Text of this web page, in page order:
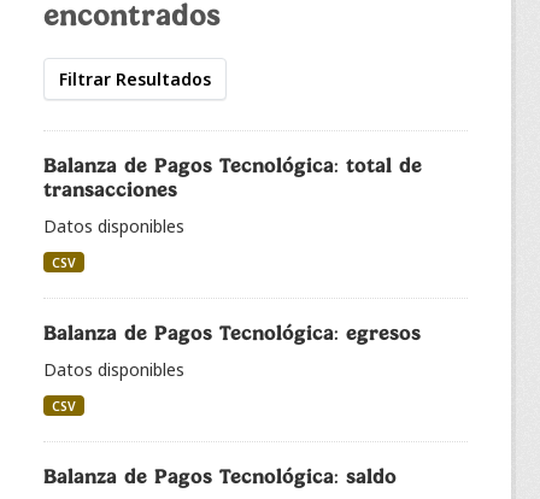
encontrados
Filtrar Resultados
Balanza de Pagos Tecnológica: total de
transacciones
Datos disponibles
CSV
Balanza de Pagos Tecnológica: egresos
Datos disponibles
CSV
Balanza de Pagos Tecnológica: saldo